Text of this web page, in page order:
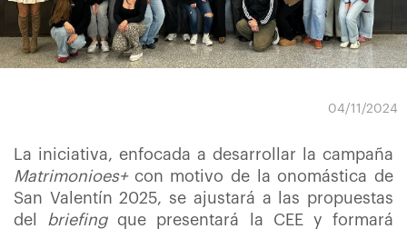
04/11/2024
La iniciativa, enfocada a desarrollar la campaña
Matrimonioes+con motivo de la onomástica de
San Valentín 2025, se ajustará a las propuestas
del
briefingque presentará la CEE y formará